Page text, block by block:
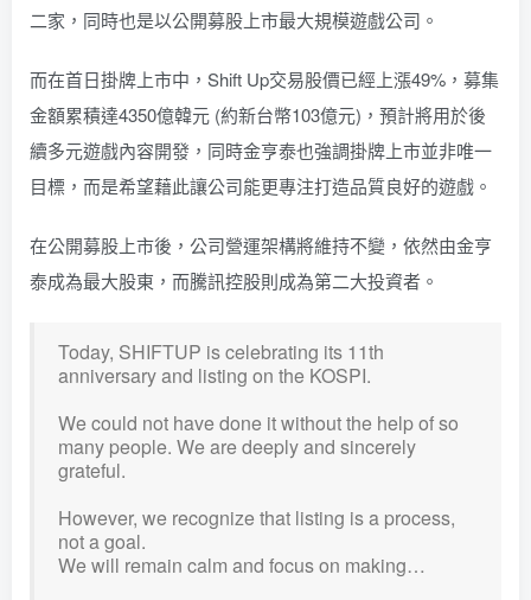
二家，同時也是以公開募股上市最大規模遊戲公司。
而在首日掛牌上市中，Shift Up交易股價已經上漲49%，募集
金額累積達4350億韓元 (約新台幣103億元)，預計將用於後
續多元遊戲內容開發，同時金亨泰也強調掛牌上市並非唯一
目標，而是希望藉此讓公司能更專注打造品質良好的遊戲。
在公開募股上市後，公司營運架構將維持不變，依然由金亨
泰成為最大股東，而騰訊控股則成為第二大投資者。
Today, SHIFTUP is celebrating its 11th
anniversary and listing on the KOSPI.
We could not have done it without the help of so
many people. We are deeply and sincerely
grateful.
However, we recognize that listing is a process,
not a goal.
We will remain calm and focus on making…